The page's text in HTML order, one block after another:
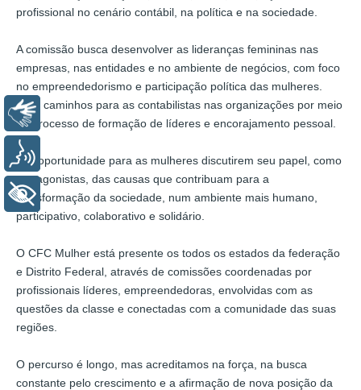
profissional no cenário contábil, na política e na sociedade.
A comissão busca desenvolver as lideranças femininas nas
empresas, nas entidades e no ambiente de negócios, com foco
no empreendedorismo e participação política das mulheres.
Abrir caminhos para as contabilistas nas organizações por meio
de processo de formação de líderes e encorajamento pessoal.
Dar oportunidade para as mulheres discutirem seu papel, como
protagonistas, das causas que contribuam para a
transformação da sociedade, num ambiente mais humano,
participativo, colaborativo e solidário.
O CFC Mulher está presente os todos os estados da federação
e Distrito Federal, através de comissões coordenadas por
profissionais líderes, empreendedoras, envolvidas com as
questões da classe e conectadas com a comunidade das suas
regiões.
O percurso é longo, mas acreditamos na força, na busca
constante pelo crescimento e a afirmação de nova posição da
Libras
+ Acessibilidade